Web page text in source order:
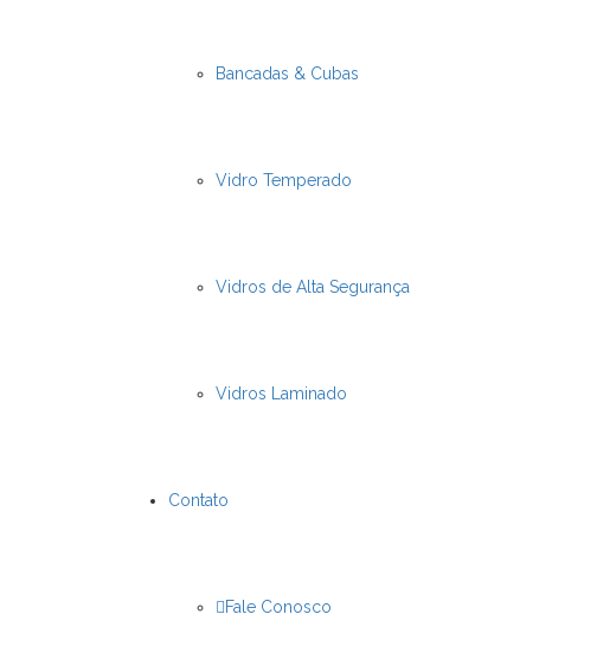
Bancadas & Cubas
Vidro Temperado
Vidros de Alta Segurança
Vidros Laminado
Contato
Fale Conosco